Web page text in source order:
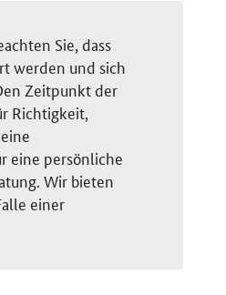
Sie, dass
werden und sich
Zeitpunkt der
Richtigkeit,
eine persönliche
Wir bieten
einer